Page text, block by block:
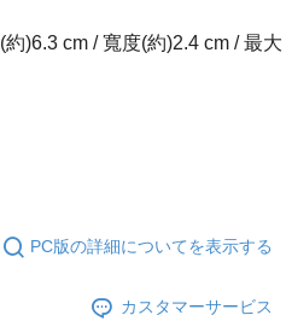
で送料無料
で送料無料
で送料無料
)6.3 cm / 寬度(約)2.4 cm / 最大
PC版の詳細についてを表示する
カスタマーサービス